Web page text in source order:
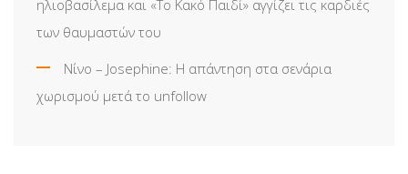
ηλιοβασίλεμα και «Το Κακό Παιδί» αγγίζει τις καρδιές
των θαυμαστών του
Νίνο – Josephine: Η απάντηση στα σενάρια
χωρισμού μετά το unfollow